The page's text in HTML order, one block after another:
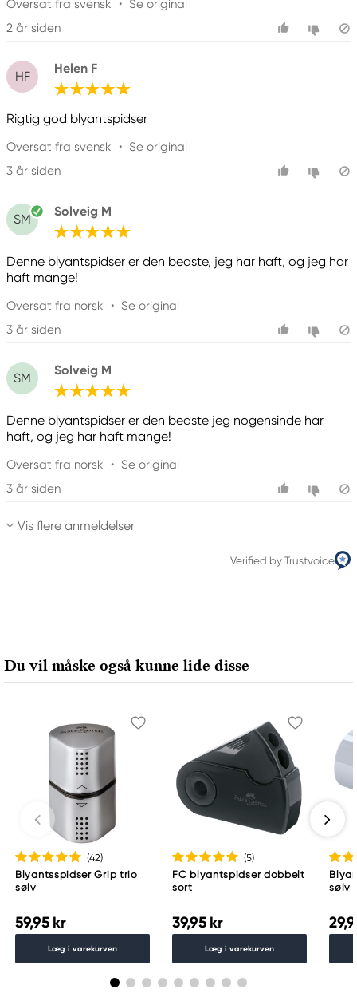
Oversat fra svensk • Se original
2 år siden
HF
Helen F
Rigtig god blyantspidser
Oversat fra svensk • Se original
3 år siden
SM
Solveig M
Denne blyantspidser er den bedste, jeg har haft, og jeg har
haft mange!
Oversat fra norsk • Se original
3 år siden
SM
Solveig M
Denne blyantspidser er den bedste jeg nogensinde har
haft, og jeg har haft mange!
Oversat fra norsk • Se original
3 år siden
Vis flere anmeldelser
Verified by Trustvoice
Du vil måske også kunne lide disse
(42)
Blyantsspidser Grip trio
sølv
59,95 kr
Læg i varekurven
(5)
FC blyantspidser dobbelt
sort
39,95 kr
Læg i varekurven
sølv